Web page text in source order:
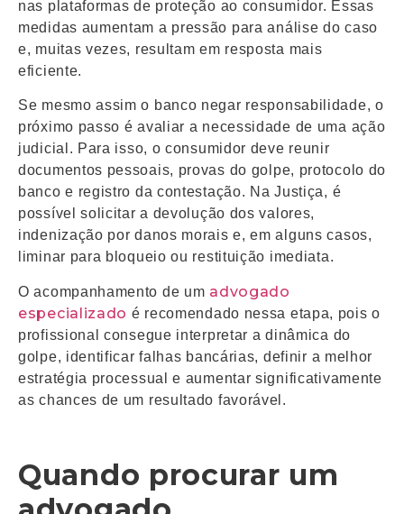
nas plataformas de proteção ao consumidor. Essas
medidas aumentam a pressão para análise do caso
e, muitas vezes, resultam em resposta mais
eficiente.
Se mesmo assim o banco negar responsabilidade, o
próximo passo é avaliar a necessidade de uma ação
judicial. Para isso, o consumidor deve reunir
documentos pessoais, provas do golpe, protocolo do
banco e registro da contestação. Na Justiça, é
possível solicitar a devolução dos valores,
indenização por danos morais e, em alguns casos,
liminar para bloqueio ou restituição imediata.
O acompanhamento de um advogado
especializado é recomendado nessa etapa, pois o
profissional consegue interpretar a dinâmica do
golpe, identificar falhas bancárias, definir a melhor
estratégia processual e aumentar significativamente
as chances de um resultado favorável.
Quando procurar um